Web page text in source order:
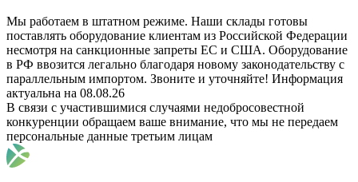
Мы работаем в штатном режиме. Наши склады готовы
поставлять оборудование клиентам из Российской Федерации
несмотря на санкционные запреты ЕС и США. Оборудование
в РФ ввозится легально благодаря новому законодательству с
параллельным импортом. Звоните и уточняйте! Информация
актуальна на 08.08.26
В связи с участившимися случаями недобросовестной
конкуренции обращаем ваше внимание, что мы не передаем
персональные данные третьим лицам